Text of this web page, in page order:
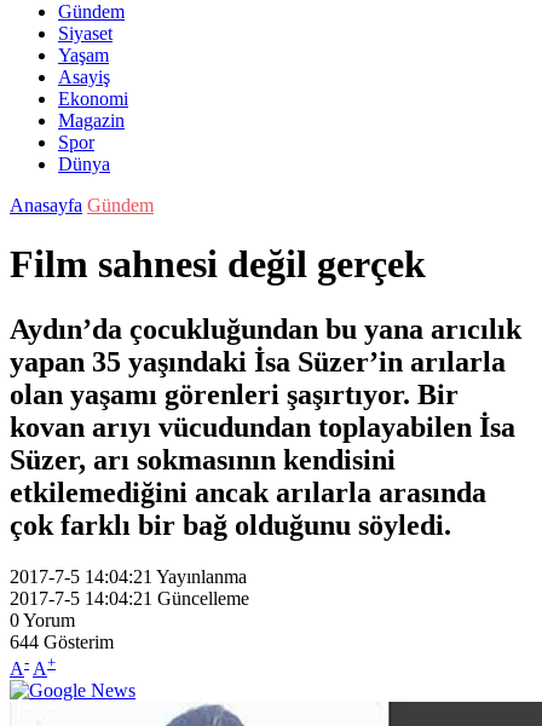
Gündem
Siyaset
Yaşam
Asayiş
Ekonomi
Magazin
Spor
Dünya
Anasayfa Gündem
Film sahnesi değil gerçek
Aydın’da çocukluğundan bu yana arıcılık
yapan 35 yaşındaki İsa Süzer’in arılarla
olan yaşamı görenleri şaşırtıyor. Bir
kovan arıyı vücudundan toplayabilen İsa
Süzer, arı sokmasının kendisini
etkilemediğini ancak arılarla arasında
çok farklı bir bağ olduğunu söyledi.
2017-7-5 14:04:21 Yayınlanma
2017-7-5 14:04:21 Güncelleme
0Yorum
644 Gösterim
A- A+